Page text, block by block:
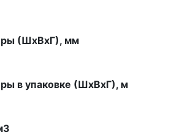
(ШхВхГ), мм
в упаковке (ШхВхГ), м